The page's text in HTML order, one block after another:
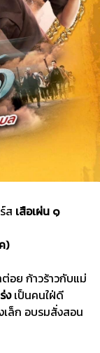
ส เสือเผ่น ๑
)
อย ก้าวร้าวกับแม่
งเป็นคนใฝ่ดี
เล็ก อบรมสั่งสอน